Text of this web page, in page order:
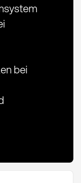
bei